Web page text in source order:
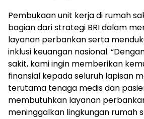
Pembukaan unit kerja di rumah
bagian dari strategi BRI dalam
layanan perbankan serta
inklusi keuangan nasional.
sakit, kami ingin memberikan
finansial kepada seluruh lapisan
terutama tenaga medis dan
membutuhkan layanan
meninggalkan lingkungan rumah